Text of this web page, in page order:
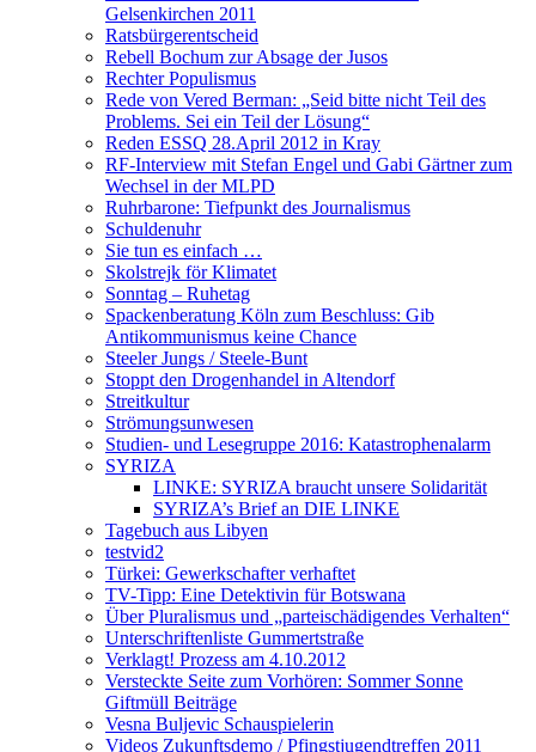
Gelsenkirchen 2011
Ratsbürgerentscheid
Rebell Bochum zur Absage der Jusos
Rechter Populismus
Rede von Vered Berman: „Seid bitte nicht Teil des
Problems. Sei ein Teil der Lösung“
Reden ESSQ 28.April 2012 in Kray
RF-Interview mit Stefan Engel und Gabi Gärtner zum
Wechsel in der MLPD
Ruhrbarone: Tiefpunkt des Journalismus
Schuldenuhr
Sie tun es einfach …
Skolstrejk för Klimatet
Sonntag – Ruhetag
Spackenberatung Köln zum Beschluss: Gib
Antikommunismus keine Chance
Steeler Jungs / Steele-Bunt
Stoppt den Drogenhandel in Altendorf
Streitkultur
Strömungsunwesen
Studien- und Lesegruppe 2016: Katastrophenalarm
SYRIZA
LINKE: SYRIZA braucht unsere Solidarität
SYRIZA’s Brief an DIE LINKE
Tagebuch aus Libyen
testvid2
Türkei: Gewerkschafter verhaftet
TV-Tipp: Eine Detektivin für Botswana
Über Pluralismus und „parteischädigendes Verhalten“
Unterschriftenliste Gummertstraße
Verklagt! Prozess am 4.10.2012
Versteckte Seite zum Vorhören: Sommer Sonne
Giftmüll Beiträge
Vesna Buljevic Schauspielerin
Videos Zukunftsdemo / Pfingstjugendtreffen 2011